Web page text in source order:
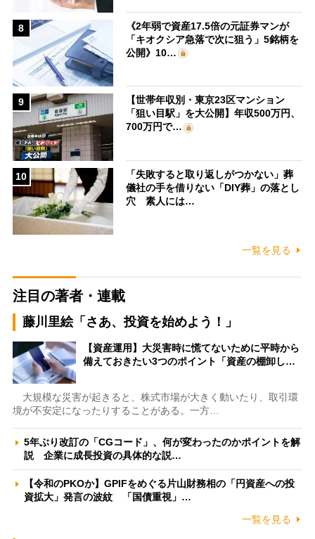
8
《2年弱で資産17.5倍の元証券マンが
「キオクシア急落で次に狙う」5銘柄を
公開》10…
9
【世帯年収別・東京23区マンション
「狙い目駅」を大公開】年収500万円、
700万円で…
10
「失敗すると取り返しがつかない」葬
儀社の手を借りない「DIY葬」の落とし
穴 素人には…
一覧を見る
注目の著者・連載
藤川里絵「さあ、投資を始めよう！」
【資産運用】大災害時に慌てないために平時から
備えておきたい3つのポイント「資産の棚卸し…
大規模な災害が起きると、株式市場が大きく動いたり、取引環
境が不安定になったりすることがある。一方…
5年ぶり改訂の「CGコード」、何が変わったのかポイントを解
説 企業に成長投資の具体的な説…
【令和のPKOか】GPIFをめぐる片山財務相の「円資産への投
資拡大」発言の波紋 「国債重視」…
一覧を見る